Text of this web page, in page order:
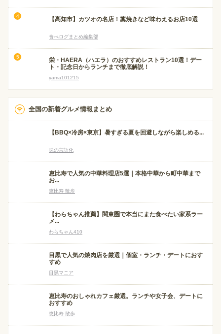
【高知市】カツオの名店！藁焼きなど味わえるお店10選
食べログまとめ編集部
栄・HAERA（ハエラ）のおすすめレストラン10選！デー
ト・記念日からランチまで徹底解説！
yama101215
全国の新着グルメ情報まとめ
【BBQ×冷房×東京】暑すぎる夏を回避しながら楽しめる...
味の言語化
恵比寿で人気の中華料理店5選｜本格中華から町中華まで
お...
恵比寿 散歩
【わらちゃん推薦】関東圏で本当にまた食べたい家系ラー
メ...
わらちゃん410
目黒で人気の焼肉店を厳選｜個室・ランチ・デートにおす
すめ
目黒マニア
恵比寿のおしゃれカフェ厳選。ランチや女子会、デートに
おすすめ
恵比寿 散歩